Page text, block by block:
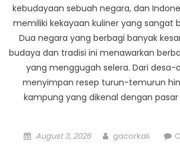
kebudayaan sebuah negara, dan
memiliki kekayaan kuliner yang sangat
Dua negara yang berbagi banyak
budaya dan tradisi ini menawarkan
yang menggugah selera. Dari desa-
menyimpan resep turun-temurun
kampung yang dikenal dengan
Posted
August 3, 2026 Author
gacorkali